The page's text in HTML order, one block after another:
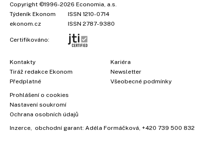
Copyright ©1996-2026 Economia, a.s.
Týdeník Ekonom
ISSN 1210-0714
ekonom.cz
ISSN 2787-9380
Certifikováno:
Kontakty
Tiráž redakce Ekonom
Předplatné
Kariéra
Newsletter
Všeobecné podmínky
Prohlášení o cookies
Nastavení soukromí
Ochrana osobních údajů
Inzerce , obchodní garant: Adéla Formáčková +420 739 500 832